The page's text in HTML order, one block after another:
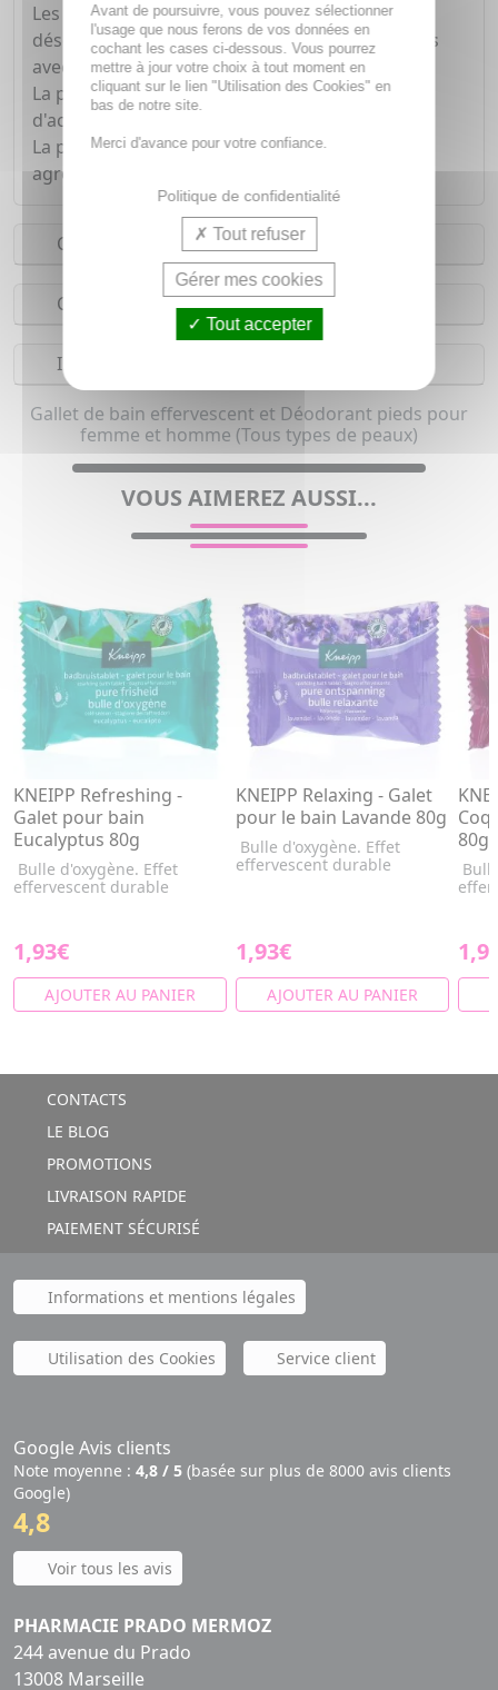
Les Galets de Bain Effervescents Akileïne®
désodorisent et aseptisent rapidement les pieds
avec l'agrément d'une action effervescente.
La prévention des mycoses est assurée à l'aide
d'actifs antibactériens.
La peau du pied est ainsi saine, plus douce et
agréablement parfumée.
Conseils d'utilisation
Composition
Indications
Gallet de bain effervescent et Déodorant pieds pour
femme et homme (Tous types de peaux)
VOUS AIMEREZ AUSSI...
KNEIPP Refreshing -
Galet pour bain
Eucalyptus 80g
Bulle d'oxygène. Effet
effervescent durable
1,93€
AJOUTER AU PANIER
KNEIPP Relaxing - Galet
pour le bain Lavande 80g
Bulle d'oxygène. Effet
effervescent durable
1,93€
AJOUTER AU PANIER
80g
CONTACTS
LE BLOG
PROMOTIONS
LIVRAISON RAPIDE
PAIEMENT SÉCURISÉ
Informations et mentions légales
Utilisation des Cookies Service client
Google Avis clients
Note moyenne : 4,8 / 5 (basée sur plus de 8000 avis clients
Google)
4,8
Voir tous les avis
PHARMACIE PRADO MERMOZ
244 avenue du Prado
13008 Marseille
Avant de poursuivre, vous pouvez sélectionner
l'usage que nous ferons de vos données en
cochant les cases ci-dessous. Vous pourrez
mettre à jour votre choix à tout moment en
cliquant sur le lien "Utilisation des Cookies" en
bas de notre site.
Merci d'avance pour votre confiance.
Politique de confidentialité
Tout refuser
Gérer mes cookies
Tout accepter